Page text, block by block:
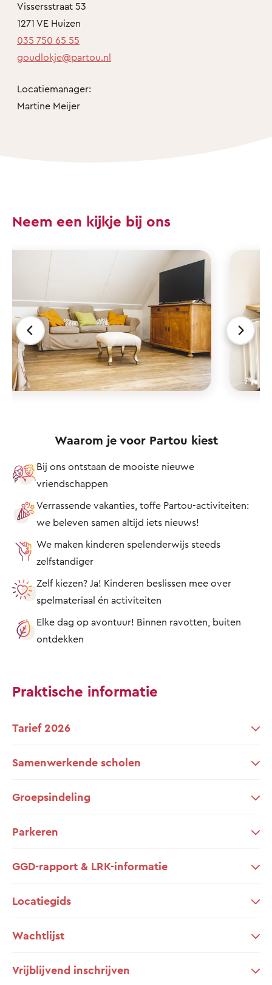
Vissersstraat 53
1271 VE Huizen
035 750 65 55
goudlokje@partou.nl
Locatiemanager:
Martine Meijer
Neem een kijkje bij ons
Waarom je voor Partou kiest
Bij ons ontstaan de mooiste nieuwe
vriendschappen
Verrassende vakanties, toffe Partou-activiteiten:
we beleven samen altijd iets nieuws!
We maken kinderen spelenderwijs steeds
zelfstandiger
Zelf kiezen? Ja! Kinderen beslissen mee over
spelmateriaal én activiteiten
Elke dag op avontuur! Binnen ravotten, buiten
ontdekken
Praktische informatie
Tarief 2026
Samenwerkende scholen
Groepsindeling
Parkeren
GGD-rapport & LRK-informatie
Locatiegids
Wachtlijst
Vrijblijvend inschrijven